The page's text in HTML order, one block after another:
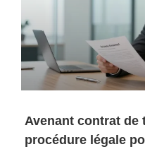
Avenant contrat de
procédure légale